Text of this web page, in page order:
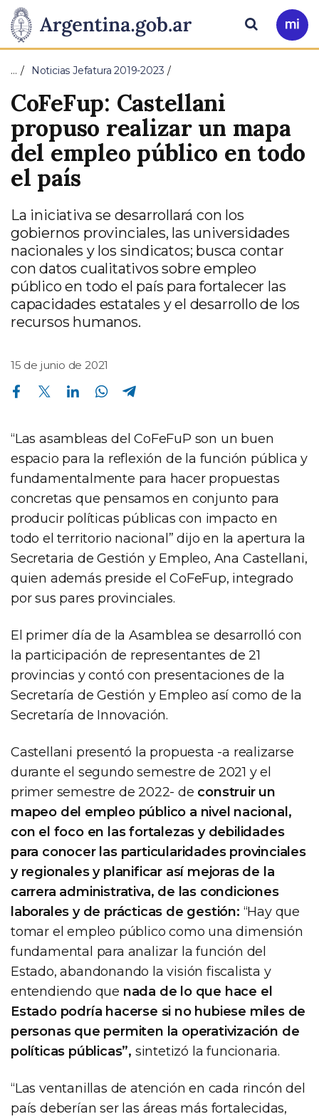
Presidencia
de
la
Nación
Pasar al contenido principal
Ir
a
Buscar
… Noticias Jefatura 2019-2023
CoFeFup: Castellani
propuso realizar un mapa
del empleo público en todo
el país
La iniciativa se desarrollará con los
gobiernos provinciales, las universidades
nacionales y los sindicatos; busca contar
con datos cualitativos sobre empleo
público en todo el país para fortalecer las
capacidades estatales y el desarrollo de los
recursos humanos.
15 de junio de 2021
Compartir en Facebook Compartir en Twitter Compartir en Linkedin Compartir en Whatsapp
“Las asambleas del CoFeFuP son un buen
espacio para la reflexión de la función pública y
fundamentalmente para hacer propuestas
concretas que pensamos en conjunto para
producir políticas públicas con impacto en
todo el territorio nacional” dijo en la apertura la
Secretaria de Gestión y Empleo, Ana Castellani,
quien además preside el CoFeFup, integrado
por sus pares provinciales.
El primer día de la Asamblea se desarrolló con
la participación de representantes de 21
provincias y contó con presentaciones de la
Secretaría de Gestión y Empleo así como de la
Secretaría de Innovación.
Castellani presentó la propuesta -a realizarse
durante el segundo semestre de 2021 y el
primer semestre de 2022- de construir un
mapeo del empleo público a nivel nacional,
con el foco en las fortalezas y debilidades
para conocer las particularidades provinciales
y regionales y planificar así mejoras de la
carrera administrativa, de las condiciones
laborales y de prácticas de gestión: “Hay que
tomar el empleo público como una dimensión
fundamental para analizar la función del
Estado, abandonando la visión fiscalista y
entendiendo que nada de lo que hace el
Estado podría hacerse si no hubiese miles de
personas que permiten la operativización de
políticas públicas”, sintetizó la funcionaria.
“Las ventanillas de atención en cada rincón del
país deberían ser las áreas más fortalecidas,